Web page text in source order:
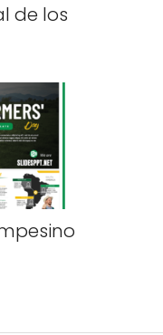
de los